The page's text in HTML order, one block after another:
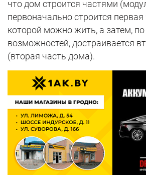
что дом строится частями
первоначально строится
которой можно жить, а затем,
возможностей, достраивается
(вторая часть дома).